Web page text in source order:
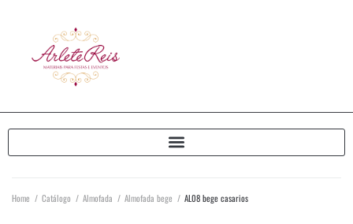
Home / Catálogo / Almofada / Almofada bege / AL08 bege casarios